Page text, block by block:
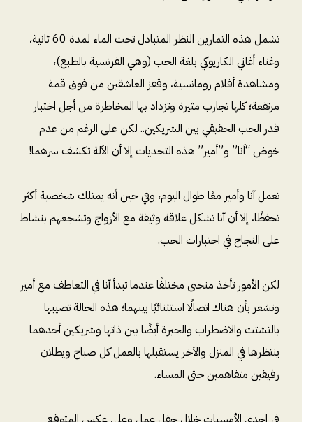
تشمل هذه التمارين النظر المتبادل تحت الماء لمدة 60 ثانية،
وغناء أغاني الكاريوكي بلغة الحب (وهي الفرنسية بالطبع)،
ومشاهدة أفلام رومانسية، وقفز العاشقين من فوق قمة
مرتفعة؛ كلها تجارب مثيرة وتزداد بها المخاطرة من أجل اختبار
قدر الحب الحقيقي بين الشريكين.. لكن على الرغم من عدم
خوض “اَنا” و”أمير” هذه التحديات إلا أن الاَلة تكشف سرهما!
تعمل آنا وأمير معًا طوال اليوم، وفي حين أنه يمتلك شخصية أكثر
تحفظًا، إلا أن آنا تشكل علاقة وثيقة مع الأزواج وتشجعهم بنشاط
على النجاح في اختبارات الحب.
لكن الأمور تأخذ منحنى مختلفًا عندما تبدأ آنا في التعاطف مع أمير
وتشعر بأن هناك اتصالًا استثنائيًا بينهما؛ هذه الحالة تصيبها
بالتشتت والاضطراب والحيرة أيضًا بين ذاتها وشريكين أحدهما
ينتظرها في المنزل والاَخر يستقبلها بالعمل كل صباح ويظلان
رفيقين متفاهمين حتى المساء.